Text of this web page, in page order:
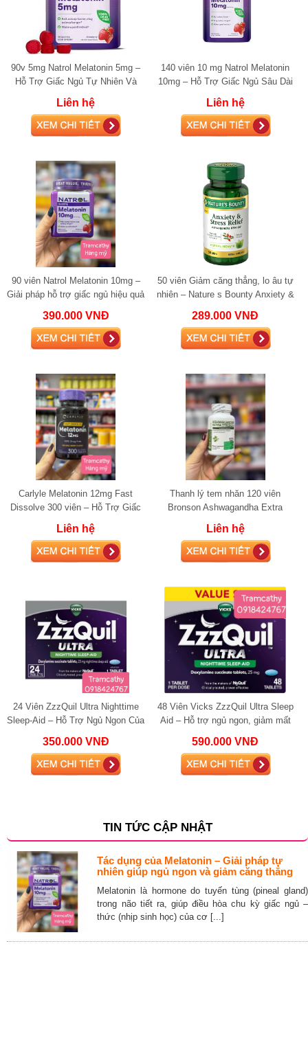
90v 5mg Natrol Melatonin 5mg –
Hỗ Trợ Giấc Ngủ Tự Nhiên Và
Thư Giãn
Liên hệ
140 viên 10 mg Natrol Melatonin
10mg – Hỗ Trợ Giấc Ngủ Sâu Dài
Và Tự Nhiên
Liên hệ
90 viên Natrol Melatonin 10mg –
Giải pháp hỗ trợ giấc ngủ hiệu quả
390.000 VNĐ
50 viên Giảm căng thẳng, lo âu tự
nhiên – Nature s Bounty Anxiety &
66
289.000 VNĐ
Carlyle Melatonin 12mg Fast
Dissolve 300 viên – Hỗ Trợ Giấc
Ngủ Sâu, Giảm Căng Thẳng,
Không Gây Lệ T
Liên hệ
Thanh lý tem nhăn 120 viên
Bronson Ashwagandha Extra
Strength 120 Capsules – Giảm
Căng Thẳng, Ngủ Ng
Liên hệ
24 Viên ZzzQuil Ultra Nighttime
Sleep-Aid – Hỗ Trợ Ngủ Ngon Của
350.000 VNĐ
48 Viên Vicks ZzzQuil Ultra Sleep
Aid – Hỗ trợ ngủ ngon, giảm mất
590.000 VNĐ
TIN TỨC CẬP NHẬT
Tác dụng của Melatonin – Giải pháp tự
nhiên giúp ngủ ngon và giảm căng thẳng
Melatonin là hormone do tuyến tùng (pineal gland)
trong não tiết ra, giúp điều hòa chu kỳ giấc ngủ –
thức (nhịp sinh học) của cơ [...]